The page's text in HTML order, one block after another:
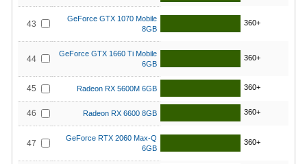
43
GeForce GTX 1070 Mobile
8GB
360+
44
GeForce GTX 1660 Ti Mobile
6GB
360+
45 Radeon RX 5600M 6GB 360+
46 Radeon RX 6600 8GB 360+
47
GeForce RTX 2060 Max-Q
6GB
360+